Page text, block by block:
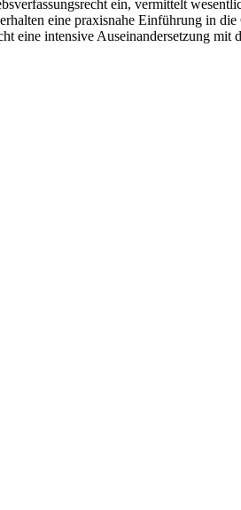
ein, vermittelt
eine praxisnahe Einführung in
eine intensive Auseinandersetzung mit